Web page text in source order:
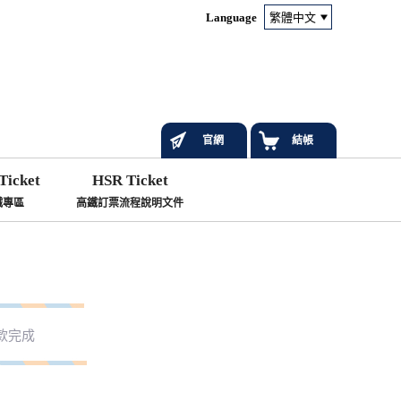
Language
專區
HSR Ticket
高鐵訂票流程說明文件
官網 結帳
完成